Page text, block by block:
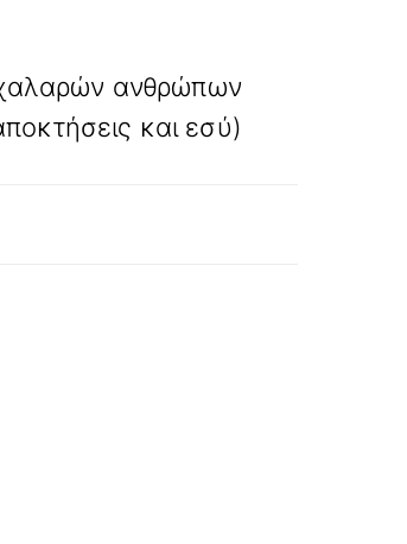
ανθρώπων
και εσύ)